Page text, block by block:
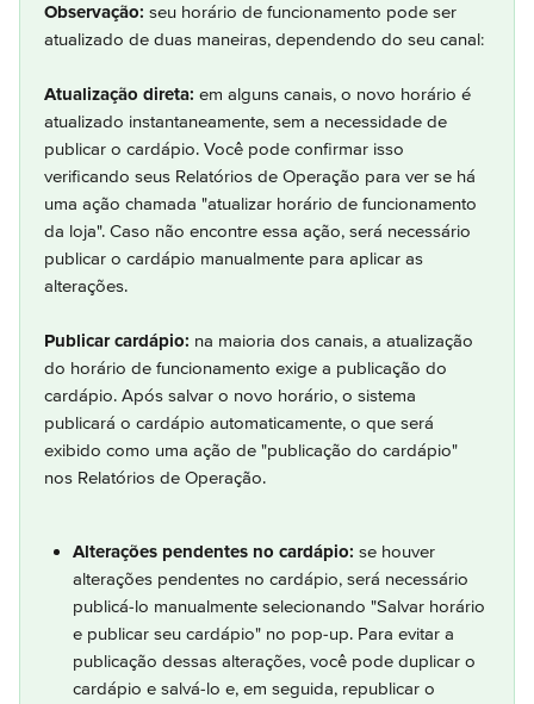
Observação: seu horário de funcionamento pode ser
atualizado de duas maneiras, dependendo do seu canal:
Atualização direta: em alguns canais, o novo horário é
atualizado instantaneamente, sem a necessidade de
publicar o cardápio. Você pode confirmar isso
verificando seus Relatórios de Operação para ver se há
uma ação chamada "atualizar horário de funcionamento
da loja". Caso não encontre essa ação, será necessário
publicar o cardápio manualmente para aplicar as
alterações.
Publicar cardápio: na maioria dos canais, a atualização
do horário de funcionamento exige a publicação do
cardápio. Após salvar o novo horário, o sistema
publicará o cardápio automaticamente, o que será
exibido como uma ação de "publicação do cardápio"
nos Relatórios de Operação.
Alterações pendentes no cardápio: se houver
alterações pendentes no cardápio, será necessário
publicá-lo manualmente selecionando "Salvar horário
e publicar seu cardápio" no pop-up. Para evitar a
publicação dessas alterações, você pode duplicar o
cardápio e salvá-lo e, em seguida, republicar o